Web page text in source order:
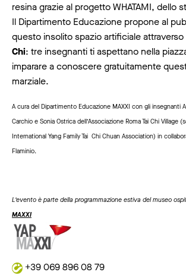
resina grazie al progetto WHATAMI, dello
Il Dipartimento Educazione propone al
questo insolito spazio artificiale
Chi: tre insegnanti ti aspettano nella
imparare a conoscere gratuitamente
marziale.
A cura del Dipartimento Educazione MAXXI con gli insegnanti
Carchio e Sonia Ostrica dell’Associazione Roma Tai Chi Village
International Yang Family Tai Chi Chuan Association) in
Flaminio.
L’evento è parte della programmazione estiva del museo
MAXXI
+39 069 896 08 79